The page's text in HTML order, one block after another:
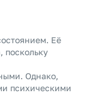
Её
поскольку
Однако,
психическими